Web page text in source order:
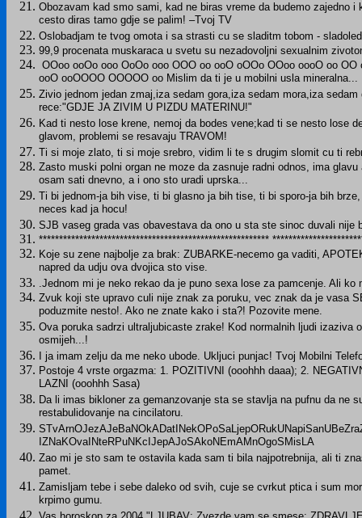
Obozavam kad smo sami, kad ne biras vreme da budemo zajedno
cesto diras tamo gdje se palim! –Tvoj TV
Oslobadjam te tvog omota i sa strasti cu se sladitm tobom -
99,9 procenata muskaraca u svetu su nezadovoljni sexualnim
OOoo ooOo ooo OoOo ooo OOO oo ooO oOOo OOoo oooO oo
ooO ooOOOO OOOOO oo Mislim da ti je u mobilni usla mineralna...
Zivio jednom jedan zmaj,iza sedam gora,iza sedam mora,iza
rece:"GDJE JA ZIVIM U PIZDU MATERINU!"
Kad ti nesto lose krene, nemoj da bodes vene;kad ti se nesto lose
glavom, problemi se resavaju TRAVOM!
Ti si moje zlato, ti si moje srebro, vidim li te s drugim slomit cu ti
Zasto muski polni organ ne moze da zasnuje radni odnos, ima
osam sati dnevno, a i ono sto uradi uprska...
Ti bi jednom-ja bih vise, ti bi glasno ja bih tise, ti bi sporo-ja bih
neces kad ja hocu!
SJB vaseg grada vas obavestava da ono u sta ste sinoc duvali nije
*********************************************************
Koje su zene najbolje za brak: ZUBARKE-necemo ga vaditi,
napred da udju ova dvojica sto vise.
.Jednom mi je neko rekao da je puno sexa lose za pamcenje. Ali ko
Zvuk koji ste upravo culi nije znak za poruku, vec znak da je vasa
poduzmite nesto!. Ako ne znate kako i sta?! Pozovite mene.
Ova poruka sadrzi ultraljubicaste zrake! Kod normalnih ljudi izaziva
osmijeh...!
I ja imam zelju da me neko ubode. Ukljuci punjac! Tvoj Mobilni
Postoje 4 vrste orgazma: 1. POZITIVNI (ooohhh daaa); 2.
LAZNI (ooohhh Sasa)
Da li imas bikloner za gemanzovanje sta se stavlja na pufnu da ne
restabulidovanje na cincilatoru.
IZNaKOvaINteRPuNKcIJepAJoSAkoNEmAMnOgoSMisLA
Zao mi je sto sam te ostavila kada sam ti bila najpotrebnija, ali ti
pamet.
Zamisljam tebe i sebe daleko od svih, cuje se cvrkut ptica i sum
krpimo gumu.